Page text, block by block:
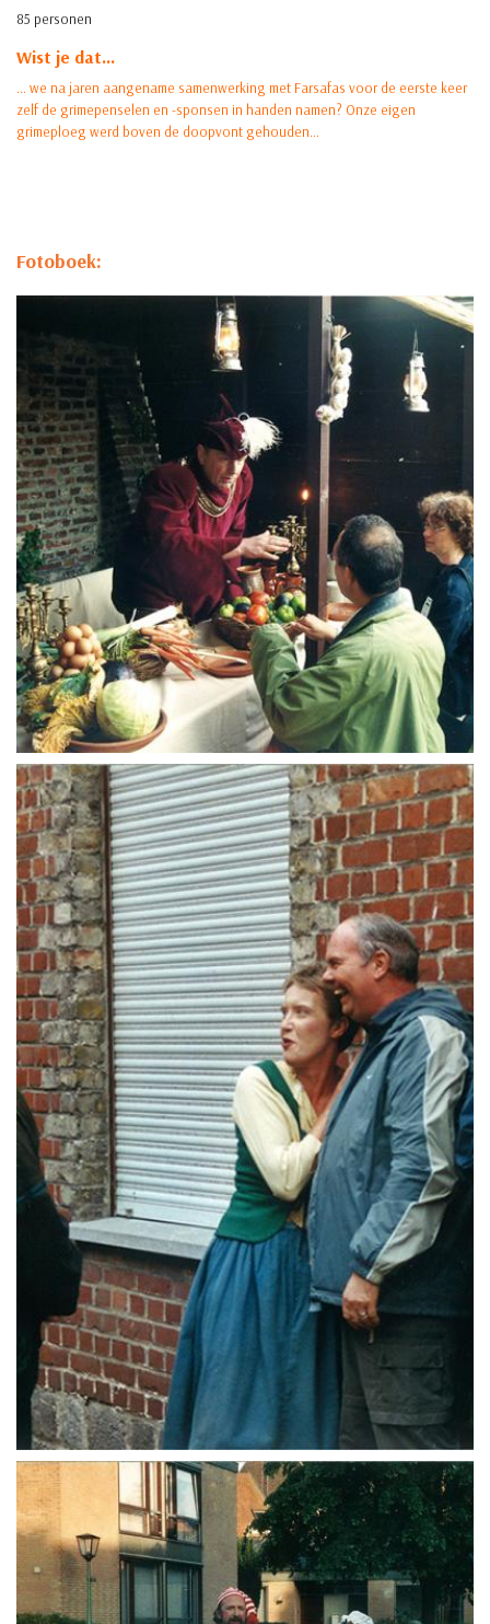
85 personen
Wist je dat...
... we na jaren aangename samenwerking met Farsafas voor de eerste keer
zelf de grimepenselen en -sponsen in handen namen? Onze eigen
grimeploeg werd boven de doopvont gehouden...
Fotoboek: